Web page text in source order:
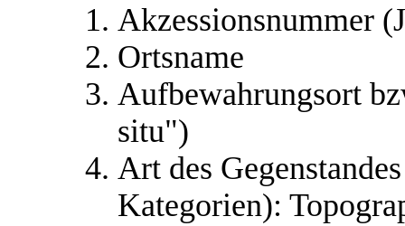
Akzessionsnummer
Ortsname
Aufbewahrungsort
situ")
Art des
Kategorien):